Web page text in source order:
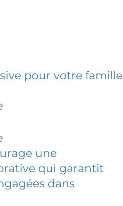
pour votre famille
une
qui garantit
dans